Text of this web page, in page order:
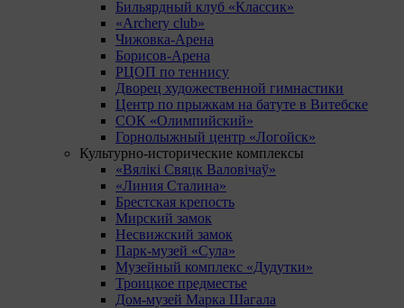
Бильярдный клуб «Классик»
«Archery club»
Чижовка-Арена
Борисов-Арена
РЦОП по теннису
Дворец художественной гимнастики
Центр по прыжкам на батуте в Витебске
СОК «Олимпийский»
Горнолыжный центр «Логойск»
Культурно-исторические комплексы
«Вялікі Свяцк Валовічаў»
«Линия Сталина»
Брестская крепость
Мирский замок
Несвижский замок
Парк-музей «Сула»
Музейный комплекс «Дудутки»
Троицкое предместье
Дом-музей Марка Шагала